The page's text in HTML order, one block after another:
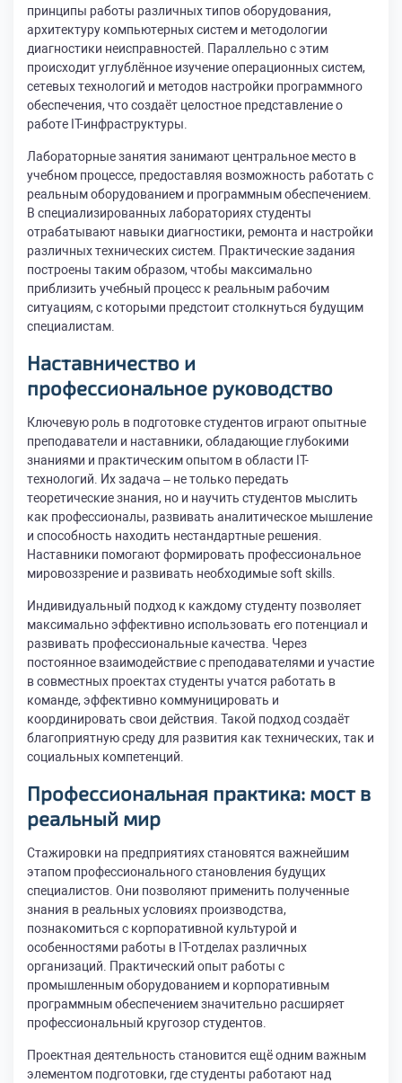
принципы работы различных типов оборудования,
архитектуру компьютерных систем и методологии
диагностики неисправностей. Параллельно с этим
происходит углублённое изучение операционных систем,
сетевых технологий и методов настройки программного
обеспечения, что создаёт целостное представление о
работе IT-инфраструктуры.
Лабораторные занятия занимают центральное место в
учебном процессе, предоставляя возможность работать с
реальным оборудованием и программным обеспечением.
В специализированных лабораториях студенты
отрабатывают навыки диагностики, ремонта и настройки
различных технических систем. Практические задания
построены таким образом, чтобы максимально
приблизить учебный процесс к реальным рабочим
ситуациям, с которыми предстоит столкнуться будущим
специалистам.
Наставничество и
профессиональное руководство
Ключевую роль в подготовке студентов играют опытные
преподаватели и наставники, обладающие глубокими
знаниями и практическим опытом в области IT-
технологий. Их задача – не только передать
теоретические знания, но и научить студентов мыслить
как профессионалы, развивать аналитическое мышление
и способность находить нестандартные решения.
Наставники помогают формировать профессиональное
мировоззрение и развивать необходимые soft skills.
Индивидуальный подход к каждому студенту позволяет
максимально эффективно использовать его потенциал и
развивать профессиональные качества. Через
постоянное взаимодействие с преподавателями и участие
в совместных проектах студенты учатся работать в
команде, эффективно коммуницировать и
координировать свои действия. Такой подход создаёт
благоприятную среду для развития как технических, так и
социальных компетенций.
Профессиональная практика: мост в
реальный мир
Стажировки на предприятиях становятся важнейшим
этапом профессионального становления будущих
специалистов. Они позволяют применить полученные
знания в реальных условиях производства,
познакомиться с корпоративной культурой и
особенностями работы в IT-отделах различных
организаций. Практический опыт работы с
промышленным оборудованием и корпоративным
программным обеспечением значительно расширяет
профессиональный кругозор студентов.
Проектная деятельность становится ещё одним важным
элементом подготовки, где студенты работают над